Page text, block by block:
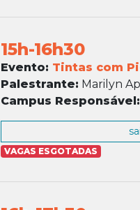
15h-16h30
Evento: Tintas com
Palestrante: Marilyn
Campus Responsável:
VAGAS ESGOTADAS